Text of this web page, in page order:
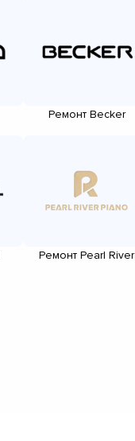
Ремонт Becker
Ремонт Pearl River